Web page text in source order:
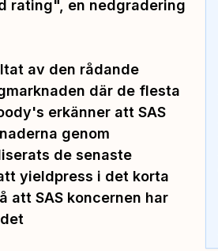
rating", en nedgradering
av den rådande
där de flesta
erkänner att SAS
genom
de senaste
yieldpress i det korta
att SAS koncernen har